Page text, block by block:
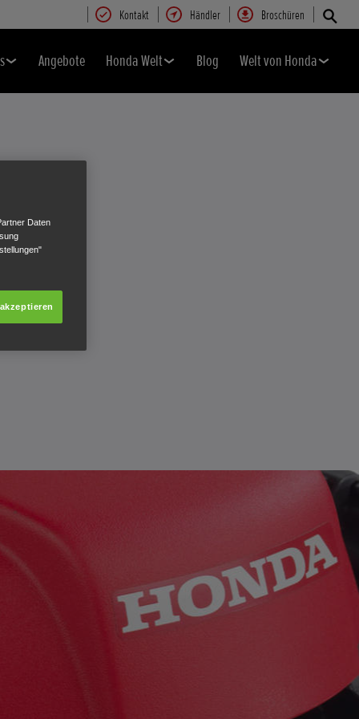
Kontakt Händler Broschüren
Angebote Honda Welt Blog Welt von Honda
Daten